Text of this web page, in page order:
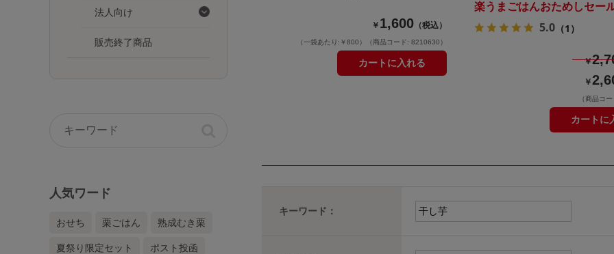
法人向け
販売終了商品
人気ワード
おせち 栗ごはん 熟成むき栗
夏祭り限定セット ポスト投函
￥ 1,600 （税込）
（一袋あたり:￥800） （商品コード: 8210630）
カートに入れる
楽うまごはんおためしセー
5.0 （1）
￥
￥
（商品コ
カートに
キーワード：